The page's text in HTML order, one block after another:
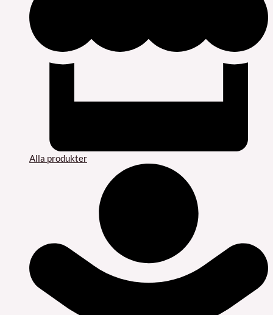
Alla produkter